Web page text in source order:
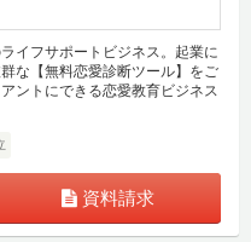
イフサポートビジネス。起業に
な【無料恋愛診断ツール】をご
ントにできる恋愛教育ビジネス
資料請求